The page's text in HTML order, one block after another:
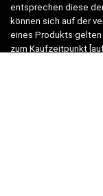
entsprechen diese
können sich auf der
eines Produkts gelten
zum Kaufzeitpunkt